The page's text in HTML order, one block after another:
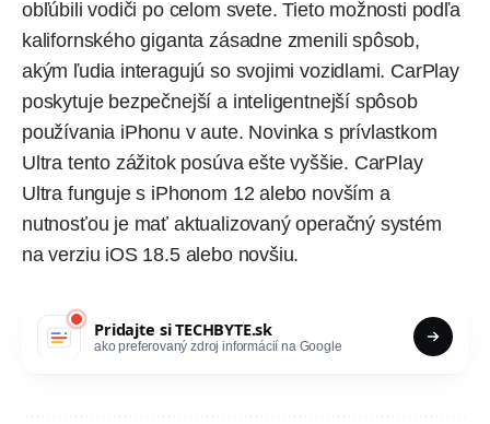
obľúbili vodiči po celom svete. Tieto možnosti podľa
kalifornského giganta zásadne zmenili spôsob,
akým ľudia interagujú so svojimi vozidlami. CarPlay
poskytuje bezpečnejší a inteligentnejší spôsob
používania iPhonu v aute. Novinka s prívlastkom
Ultra tento zážitok posúva ešte vyššie. CarPlay
Ultra funguje s iPhonom 12 alebo novším a
nutnosťou je mať aktualizovaný operačný systém
na verziu iOS 18.5 alebo novšiu.
Pridajte siTECHBYTE.sk
ako preferovaný zdroj informácií na Google